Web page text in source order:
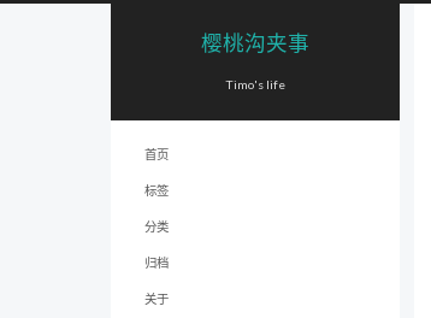
樱桃沟夹事
Timo's life
首页
标签
分类
归档
关于